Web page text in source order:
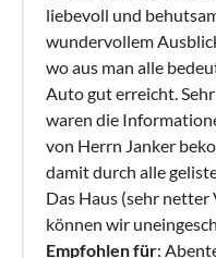
liebevoll und
wundervollem
wo aus man alle
Auto gut erreicht.
waren die
von Herrn Janker
damit durch alle
Das Haus (sehr netter
können wir
Empfohlen für: